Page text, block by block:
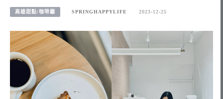
高雄甜點/咖啡廳 SPRINGHAPPYLIFE 2023-12-25